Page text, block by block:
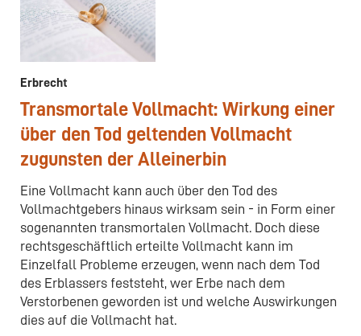
Erbrecht
Transmortale Vollmacht: Wirkung einer
über den Tod geltenden Vollmacht
zugunsten der Alleinerbin
Eine Vollmacht kann auch über den Tod des
Vollmachtgebers hinaus wirksam sein - in Form einer
sogenannten transmortalen Vollmacht. Doch diese
rechtsgeschäftlich erteilte Vollmacht kann im
Einzelfall Probleme erzeugen, wenn nach dem Tod
des Erblassers feststeht, wer Erbe nach dem
Verstorbenen geworden ist und welche Auswirkungen
dies auf die Vollmacht hat.